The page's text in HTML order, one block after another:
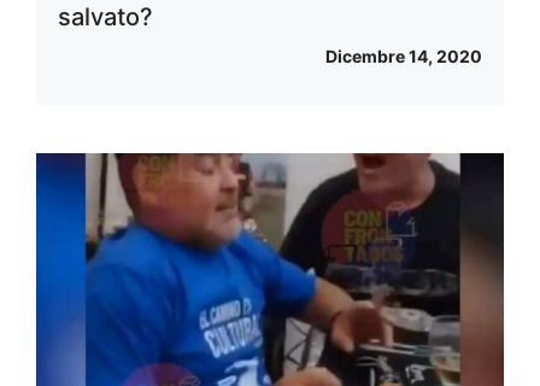
salvato?
Dicembre 14, 2020